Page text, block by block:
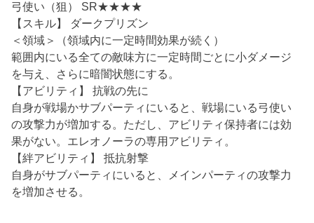
弓使い（狙） SR★★★★
【スキル】 ダークプリズン
＜領域＞（領域内に一定時間効果が続く）
範囲内にいる全ての敵味方に一定時間ごとに小ダメージ
を与え、さらに暗闇状態にする。
【アビリティ】 抗戦の先に
自身が戦場かサブパーティにいると、戦場にいる弓使い
の攻撃力が増加する。ただし、アビリティ保持者には効
果がない。エレオノーラの専用アビリティ。
【絆アビリティ】 抵抗射撃
自身がサブパーティにいると、メインパーティの攻撃力
を増加させる。